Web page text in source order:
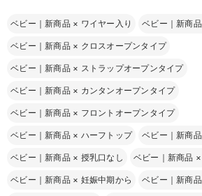
ベビー｜新商品 × ワイヤー入り ベビー｜新商品
ベビー｜新商品 × クロスオープンタイプ
ベビー｜新商品 × ストラップオープンタイプ
ベビー｜新商品 × カンタンオープンタイプ
ベビー｜新商品 × フロントオープンタイプ
ベビー｜新商品 × ハーフトップ ベビー｜新商品
ベビー｜新商品 × 授乳口なし ベビー｜新商品 ×
ベビー｜新商品 × 妊娠中期から ベビー｜新商品